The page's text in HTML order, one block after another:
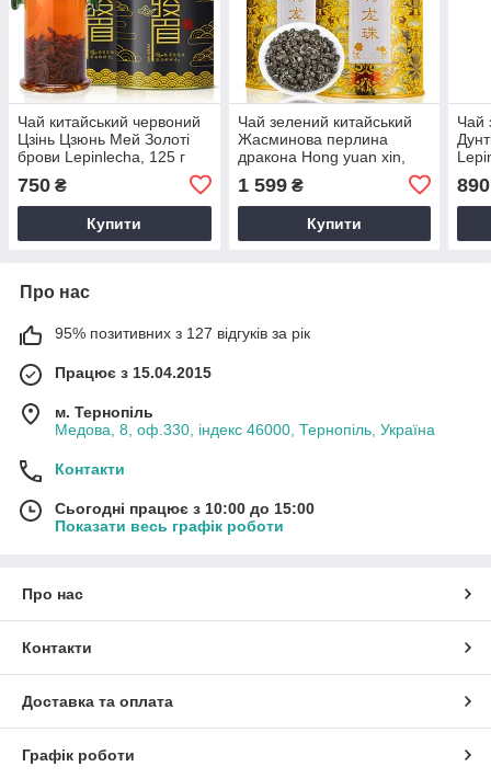
Чай китайський червоний
Цзінь Цзюнь Мей Золоті
брови Lepinlecha, 125 г
750 ₴
Купити
Чай зелений китайський
Жасминова перлина
дракона Hong yuan xin,
1 599₴
Купити
Чай
890
Про нас
95% позитивних з 127 відгуків за рік
Працює з 15.04.2015
м. Тернопіль
Медова, 8, оф.330, індекс 46000, Тернопіль, Україна
Контакти
Сьогодні працює з 10:00 до 15:00
Показати весь графік роботи
Про нас
Контакти
Доставка та оплата
Графік роботи